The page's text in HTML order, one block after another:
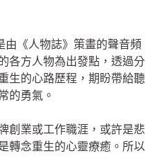
由《人物誌》策畫的聲音頻
各方人物為出發點，透過分
生的心路歷程，期盼帶給聽
的勇氣。
創業或工作職涯，或許是悲
轉念重生的心靈療癒。所以